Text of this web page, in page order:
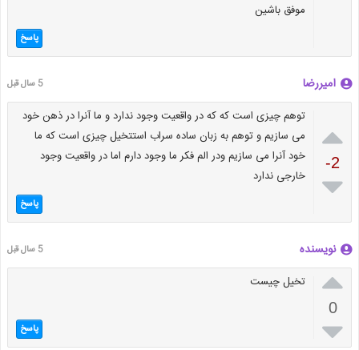
موفق باشین
پاسخ
امیررضا 5 سال قبل

-2

توهم چیزی است که که در واقعیت وجود ندارد و ما آنرا در ذهن خود
می سازیم و توهم به زبان ساده سراب استتخیل چیزی است که ما
خود آنرا می سازیم ودر الم فکر ما وجود دارم اما در واقعیت وجود
خارجی ندارد
پاسخ
نویسنده 5 سال قبل

0

تخیل چیست
پاسخ